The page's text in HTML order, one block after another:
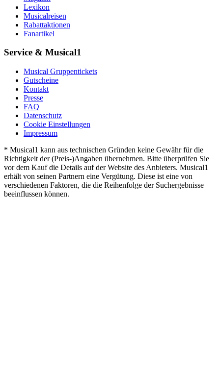
Lexikon
Musicalreisen
Rabattaktionen
Fanartikel
Service & Musical1
Musical Gruppentickets
Gutscheine
Kontakt
Presse
FAQ
Datenschutz
Cookie Einstellungen
Impressum
* Musical1 kann aus technischen Gründen keine Gewähr für die
Richtigkeit der (Preis-)Angaben übernehmen. Bitte überprüfen Sie
vor dem Kauf die Details auf der Website des Anbieters. Musical1
erhält von seinen Partnern eine Vergütung. Diese ist eine von
verschiedenen Faktoren, die die Reihenfolge der Suchergebnisse
beeinflussen können.